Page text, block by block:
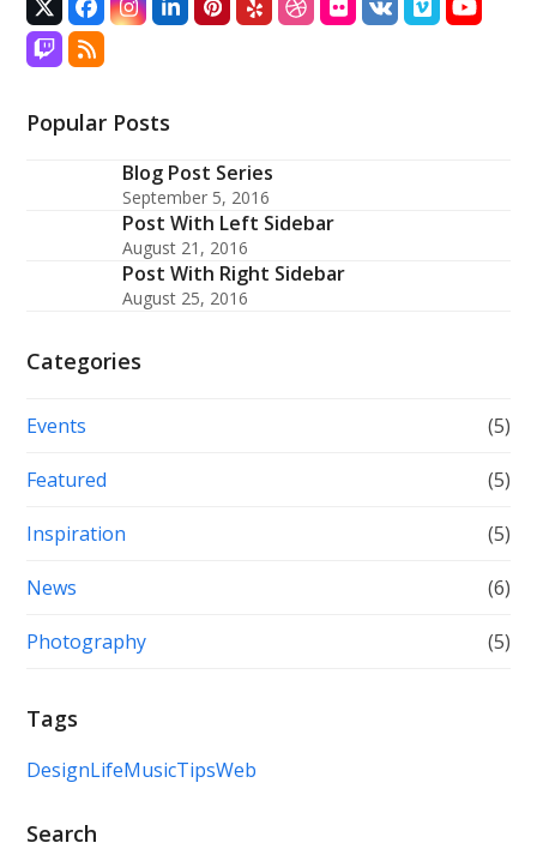
Twitter
(deprecated)
Facebook
Instagram
LinkedInPinterest
YelpDribbble
FlickrVK Vimeo
Twitch
RSS
Popular Posts
Blog Post Series
September 5, 2016
Post With Left Sidebar
August 21, 2016
Post With Right Sidebar
August 25, 2016
Categories
Events (5)
Featured (5)
Inspiration (5)
News (6)
Photography (5)
Tags
DesignLifeMusicTipsWeb
Search